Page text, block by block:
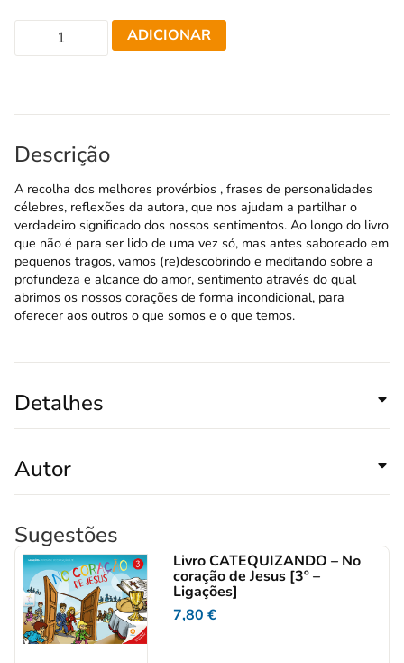
ADICIONAR
Descrição
A recolha dos melhores provérbios , frases de personalidades
célebres, reflexões da autora, que nos ajudam a partilhar o
verdadeiro significado dos nossos sentimentos. Ao longo do livro
que não é para ser lido de uma vez só, mas antes saboreado em
pequenos tragos, vamos (re)descobrindo e meditando sobre a
profundeza e alcance do amor, sentimento através do qual
abrimos os nossos corações de forma incondicional, para
oferecer aos outros o que somos e o que temos.
Detalhes
Autor
Sugestões
Livro CATEQUIZANDO – No
coração de Jesus [3º –
Ligações]
7,80€